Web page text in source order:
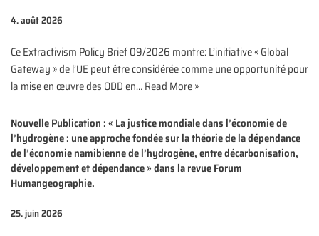
4. août 2026
Ce Extractivism Policy Brief 09/2026 montre: L’initiative « Global
Gateway » de l’UE peut être considérée comme une opportunité pour
la mise en œuvre des ODD en…Read More »
Nouvelle Publication : « La justice mondiale dans l’économie de
l’hydrogène : une approche fondée sur la théorie de la dépendance
de l’économie namibienne de l’hydrogène, entre décarbonisation,
développement et dépendance » dans la revue Forum
Humangeographie.
25. juin 2026